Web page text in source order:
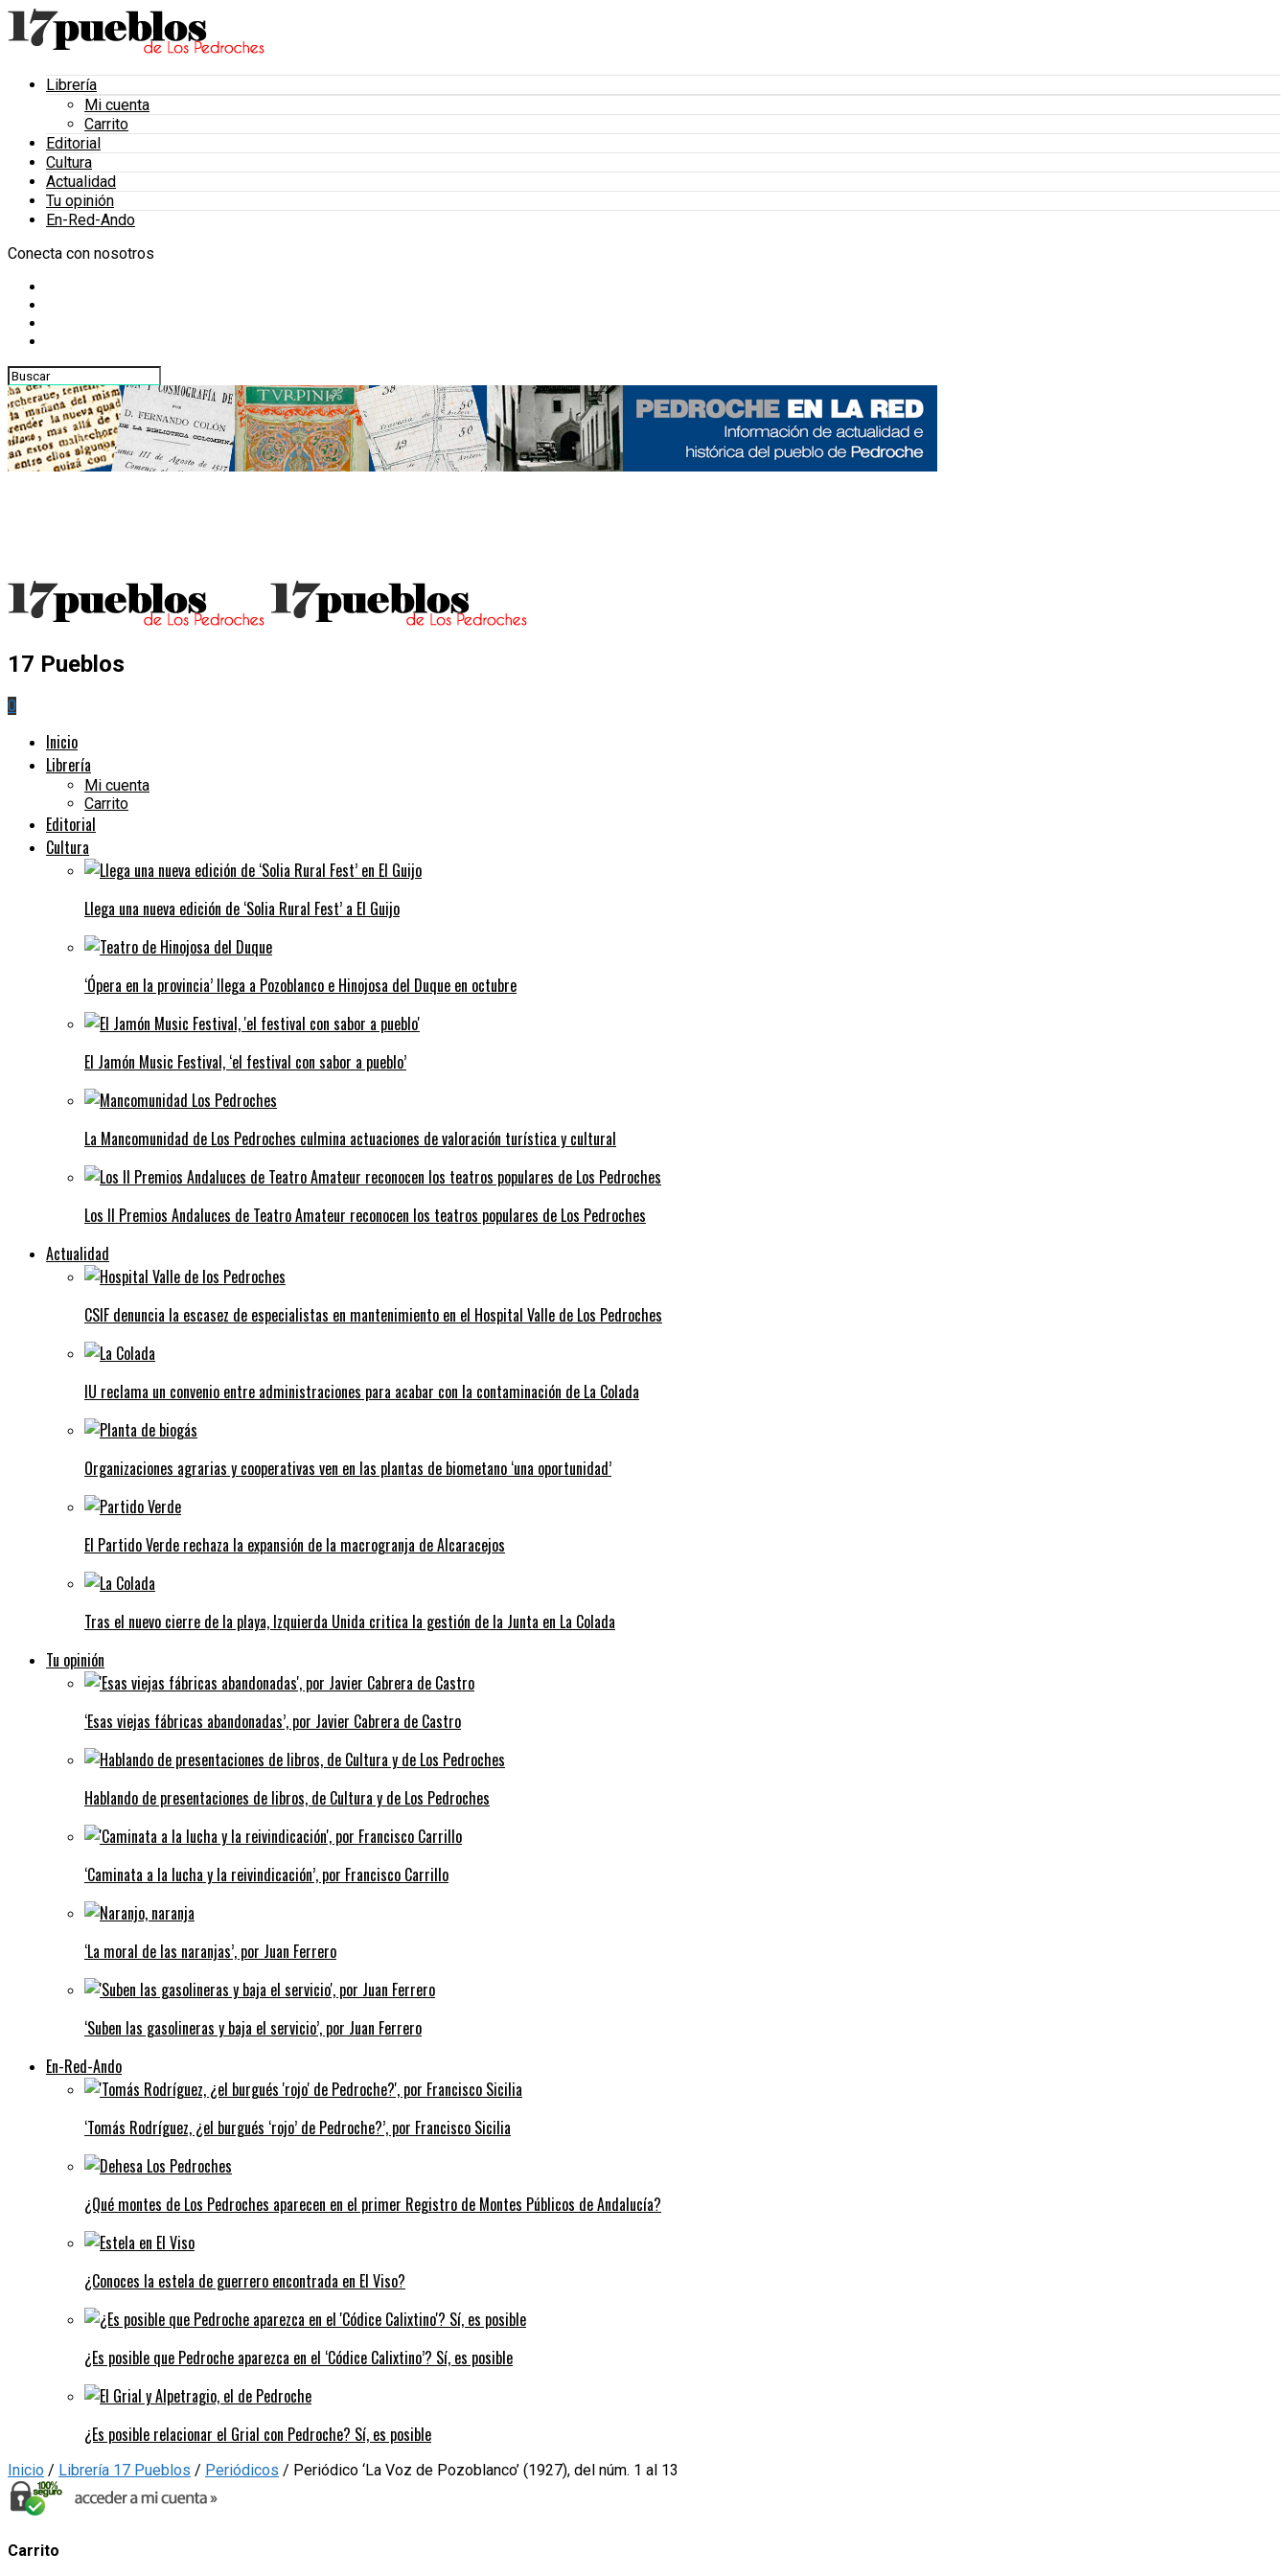
Librería
Mi cuenta
Carrito
Editorial
Cultura
Actualidad
Tu opinión
En-Red-Ando
Conecta con nosotros
17 Pueblos
0
Inicio
Librería
Mi cuenta
Carrito
Editorial
Cultura
Llega una nueva edición de ‘Solia Rural Fest’ a El Guijo
‘Ópera en la provincia’ llega a Pozoblanco e Hinojosa del Duque en octubre
El Jamón Music Festival, ‘el festival con sabor a pueblo’
La Mancomunidad de Los Pedroches culmina actuaciones de valoración turística y cultural
Los II Premios Andaluces de Teatro Amateur reconocen los teatros populares de Los Pedroches
Actualidad
CSIF denuncia la escasez de especialistas en mantenimiento en el Hospital Valle de Los Pedroches
IU reclama un convenio entre administraciones para acabar con la contaminación de La Colada
Organizaciones agrarias y cooperativas ven en las plantas de biometano ‘una oportunidad’
El Partido Verde rechaza la expansión de la macrogranja de Alcaracejos
Tras el nuevo cierre de la playa, Izquierda Unida critica la gestión de la Junta en La Colada
Tu opinión
‘Esas viejas fábricas abandonadas’, por Javier Cabrera de Castro
Hablando de presentaciones de libros, de Cultura y de Los Pedroches
‘Caminata a la lucha y la reivindicación’, por Francisco Carrillo
‘La moral de las naranjas’, por Juan Ferrero
‘Suben las gasolineras y baja el servicio’, por Juan Ferrero
En-Red-Ando
‘Tomás Rodríguez, ¿el burgués ‘rojo’ de Pedroche?’, por Francisco Sicilia
¿Qué montes de Los Pedroches aparecen en el primer Registro de Montes Públicos de Andalucía?
¿Conoces la estela de guerrero encontrada en El Viso?
¿Es posible que Pedroche aparezca en el ‘Códice Calixtino’? Sí, es posible
¿Es posible relacionar el Grial con Pedroche? Sí, es posible
Inicio / Librería 17 Pueblos / Periódicos / Periódico ‘La Voz de Pozoblanco’ (1927), del núm. 1 al 13
Carrito